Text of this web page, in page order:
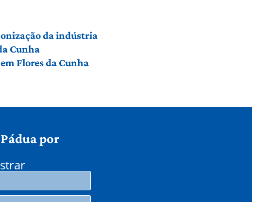
da indústria
Cunha
Flores da Cunha
por